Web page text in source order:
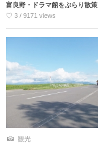
富良野・ドラマ館をぶらり散策
♡ 3 / 9171 views
観光